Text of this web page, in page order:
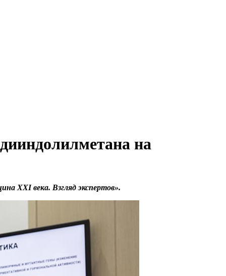
на
XXI века. Взгляд экспертов».